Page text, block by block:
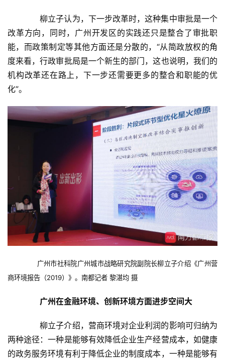
新
讯
经
A
柳立子认为，下一步改革时，这种集中审批是一个
改革方向，同时，广州开发区的实践还只是整合了审批职
能，而政策制定等其他方面还是分散的，“从简政放权的角
度来看，行政审批局是一个新生的部门，这也说明，我们的
机构改革还在路上，下一步还需要更多的整合和职能的优
化”。
广州市社科院广州城市战略研究院副院长柳立子介绍《广州营
商环境报告（2019）》。南都记者 黎湛均 摄
广州在金融环境、创新环境方面进步空间大
柳立子介绍，营商环境对企业利润的影响可归纳为
两种途径：一种是能够有效降低企业生产经营成本，如健康
的政务服务环境有利于降低企业的制度成本，一种是能够有